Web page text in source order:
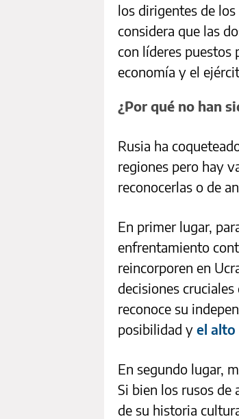
los dirigentes de
considera que las
con líderes puestos
economía y el
¿Por qué no han
Rusia ha
regiones pero hay
reconocerlas o de
En primer lugar,
enfrentamiento
reincorporen en
decisiones
reconoce su
posibilidad y el alto
En segundo lugar,
Si bien los rusos de
de su historia